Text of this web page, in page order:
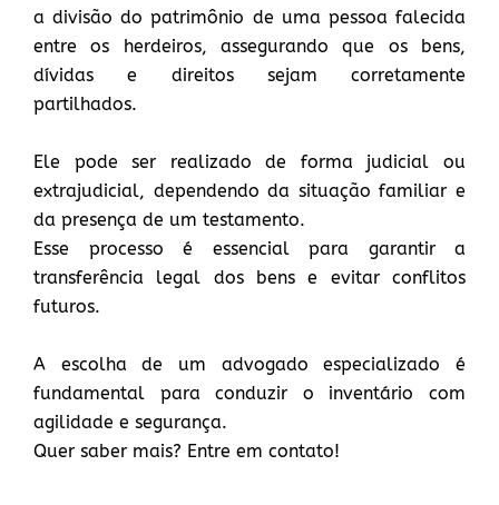
a divisão do patrimônio de uma pessoa falecida
entre os herdeiros, assegurando que os bens,
dívidas e direitos sejam corretamente
partilhados.
Ele pode ser realizado de forma judicial ou
extrajudicial, dependendo da situação familiar e
da presença de um testamento.
Esse processo é essencial para garantir a
transferência legal dos bens e evitar conflitos
futuros.
A escolha de um advogado especializado é
fundamental para conduzir o inventário com
agilidade e segurança.
Quer saber mais? Entre em contato!